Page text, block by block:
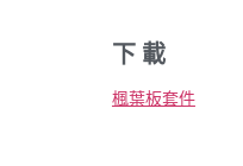
下 載
楓葉板套件